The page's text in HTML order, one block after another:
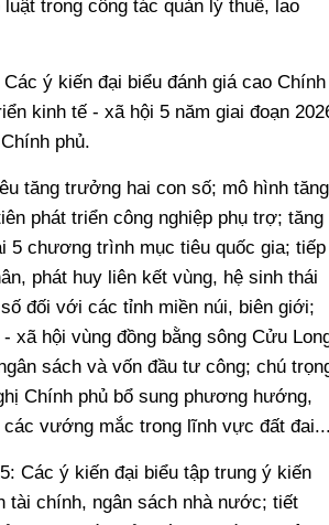
trong công tác quản lý thuế, lao
ý kiến đại biểu đánh giá cao Chính
kinh tế - xã hội 5 năm giai đoạn
phủ.
tăng trưởng hai con số; mô hình tăng
phát triển công nghiệp phụ trợ; tăng
5 chương trình mục tiêu quốc gia; tiếp
phát huy liên kết vùng, hệ sinh thái
đối với các tỉnh miền núi, biên giới;
xã hội vùng đồng bằng sông Cửu
sách và vốn đầu tư công; chú
Chính phủ bổ sung phương hướng,
vướng mắc trong lĩnh vực đất đai...
Các ý kiến đại biểu tập trung ý kiến
tài chính, ngân sách nhà nước; tiết